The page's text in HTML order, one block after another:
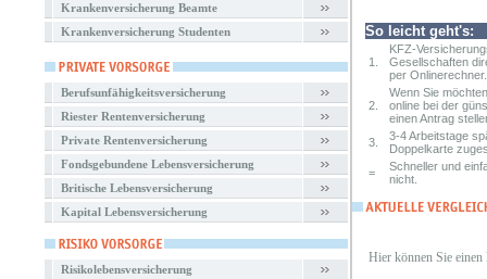
Krankenversicherung Beamte
Krankenversicherung Studenten
Berufsunfähigkeitsversicherung
Riester Rentenversicherung
Private Rentenversicherung
Fondsgebundene Lebensversicherung
Britische Lebensversicherung
Kapital Lebensversicherung
Risikolebensversicherung
So leicht geht's:
1.
KFZ-
Gesellschaften
per Onlinerechner.
2.
Wenn Sie
online bei der
einen Antrag
3.
3-4 Arbeitstage
Doppelkarte
=
Schneller und
nicht.
Hier können Sie